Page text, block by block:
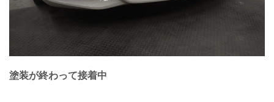
塗装が終わって接着中